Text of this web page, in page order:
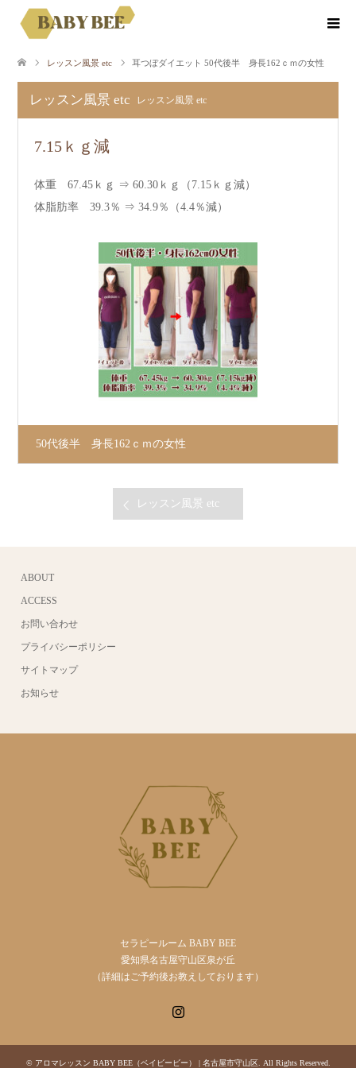
レッスン風景 etc 耳つぼダイエット 50代後半 身長162ｃｍの女性
レッスン風景 etc レッスン風景 etc
7.15ｋｇ減
体重 67.45ｋｇ ⇒ 60.30ｋｇ（7.15ｋｇ減）
体脂肪率 39.3％ ⇒ 34.9％（4.4％減）
50代後半 身長162ｃｍの女性
レッスン風景 etc
ABOUT
ACCESS
お問い合わせ
プライバシーポリシー
サイトマップ
お知らせ
セラピールーム BABY BEE
愛知県名古屋守山区泉が丘
（詳細はご予約後お教えしております）
© アロマレッスン BABY BEE（ベイビービー） | 名古屋市守山区. All Rights Reserved.